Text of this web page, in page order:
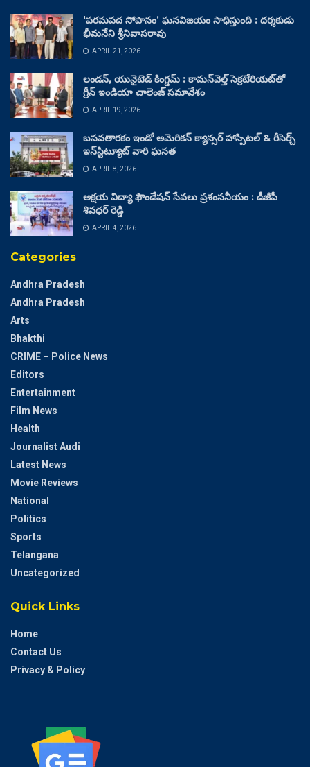
‘పరమపద సోపానం’ ఘనవిజయం సాధిస్తుంది : దర్శకుడు
భీమనేని శ్రీనివాసరావు
APRIL 21, 2026
లండన్, యునైటెడ్ కింగ్డమ్ : కామన్‌వెల్త్ సెక్రటేరియట్‌తో
గ్రీన్ ఇండియా చాలెంజ్ సమావేశం
APRIL 19, 2026
బసవతారకం ఇండో అమెరికన్ క్యాన్సర్ హాస్పిటల్ & రీసెర్చ్
ఇన్‌స్టిట్యూట్ వారి ఘనత
APRIL 8, 2026
అక్షయ విద్యా ఫౌండేషన్ సేవలు ప్రశంసనీయం : డీజీపీ
శివధర్ రెడ్డి
APRIL 4, 2026
Categories
Andhra Pradesh
Andhra Pradesh
Arts
Bhakthi
CRIME – Police News
Editors
Entertainment
Film News
Health
Journalist Audi
Latest News
Movie Reviews
National
Politics
Sports
Telangana
Uncategorized
Quick Links
Home
Contact Us
Privacy & Policy